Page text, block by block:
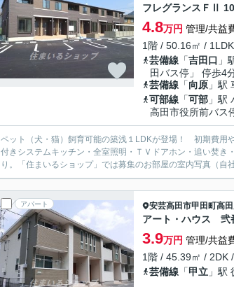
フレグランスＦⅡ
4.8万円 管理/共益
1階 / 50.16㎡ /
芸備線 「吉田口 」
田バス停」 停歩4
芸備線 「向原 」駅
可部線 「可部 」駅
高田市役所前バス
ペット（犬・猫）飼育可能の築浅１LDKが登場！ 初期費用
付きシステムキッチン・全室照明・ＴＶドアホン・追い焚
り。「住まいるショップ」では募集のお部屋の室内写真（自
アパート 安芸高田市甲田町高
アート・ハウス 弐
3.9万円 管理/共益
1階 / 45.39㎡ / 2DK
芸備線 「甲立 」駅